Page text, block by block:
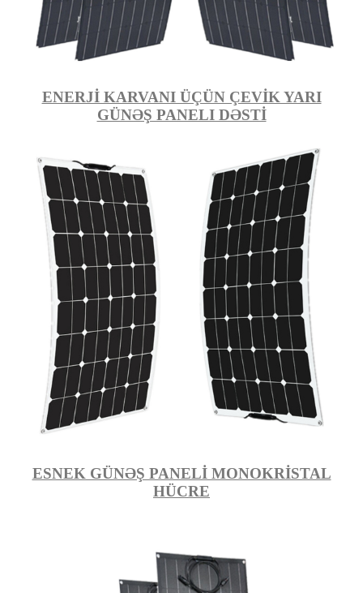
ENERJİ KARVANI ÜÇÜN ÇEVİK YARI
GÜNƏŞ PANELI DƏSTİ
ESNEK GÜNƏŞ PANELİ MONOKRİSTAL
HÜCRE